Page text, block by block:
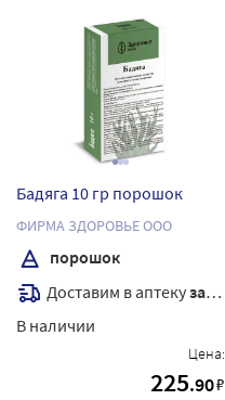
Бадяга 10 гр порошок
ФИРМА ЗДОРОВЬЕ ООО
порошок
Доставим в аптекузавтра
В наличии
Цена:
225.90₽